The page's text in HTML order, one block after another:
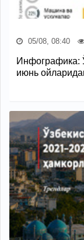
05/08, 08:40
Инфографика:
июнь